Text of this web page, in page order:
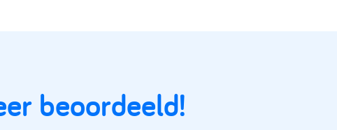
beoordeeld!